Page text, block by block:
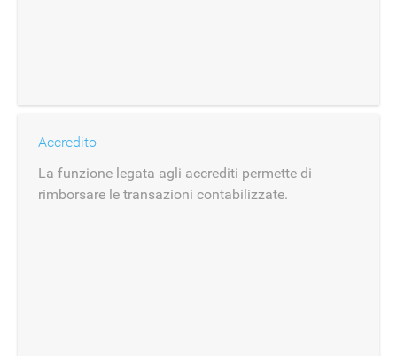
Accredito
La funzione legata agli accrediti permette di
rimborsare le transazioni contabilizzate.